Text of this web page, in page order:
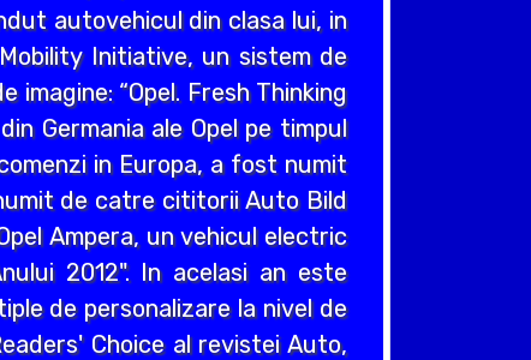
autovehicul din clasa lui, in
Initiative, un sistem de
imagine: “Opel. Fresh Thinking
Germania ale Opel pe timpul
in Europa, a fost numit
de catre cititorii Auto Bild
Ampera, un vehicul electric
2012". In acelasi an este
de personalizare la nivel de
Choice al revistei Auto,